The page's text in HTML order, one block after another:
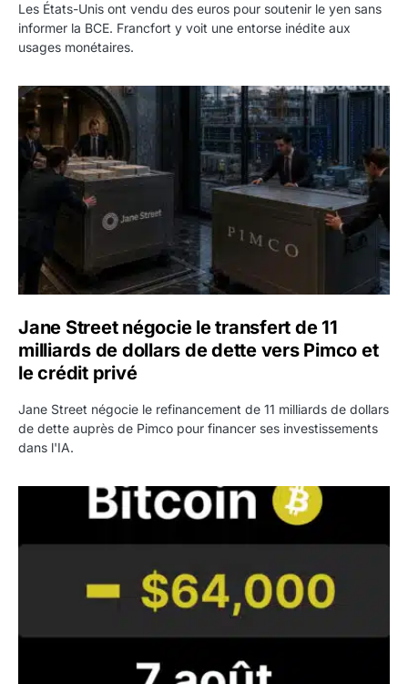
Les États-Unis ont vendu des euros pour soutenir le yen sans
informer la BCE. Francfort y voit une entorse inédite aux
usages monétaires.
Jane Street négocie le transfert de 11 milliards de
Jane Street négocie le transfert de 11
milliards de dollars de dette vers Pimco et
le crédit privé
Jane Street négocie le refinancement de 11 milliards de dollars
de dette auprès de Pimco pour financer ses investissements
dans l'IA.
Bitcoin stagne à 64 000 dollars pendant que les